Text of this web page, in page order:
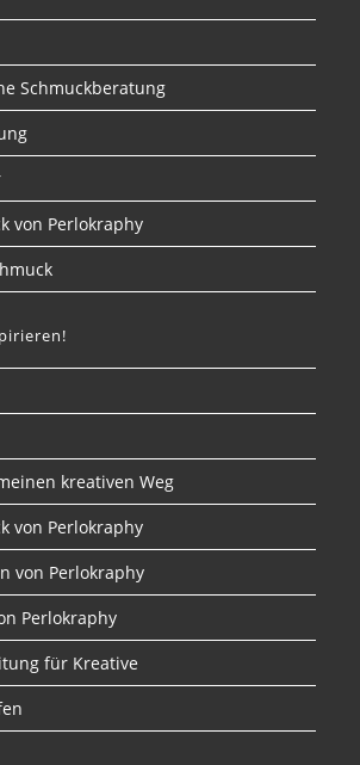
Schmuckberatung
von Perlokraphy
kreativen Weg
von Perlokraphy
von Perlokraphy
Perlokraphy
für Kreative